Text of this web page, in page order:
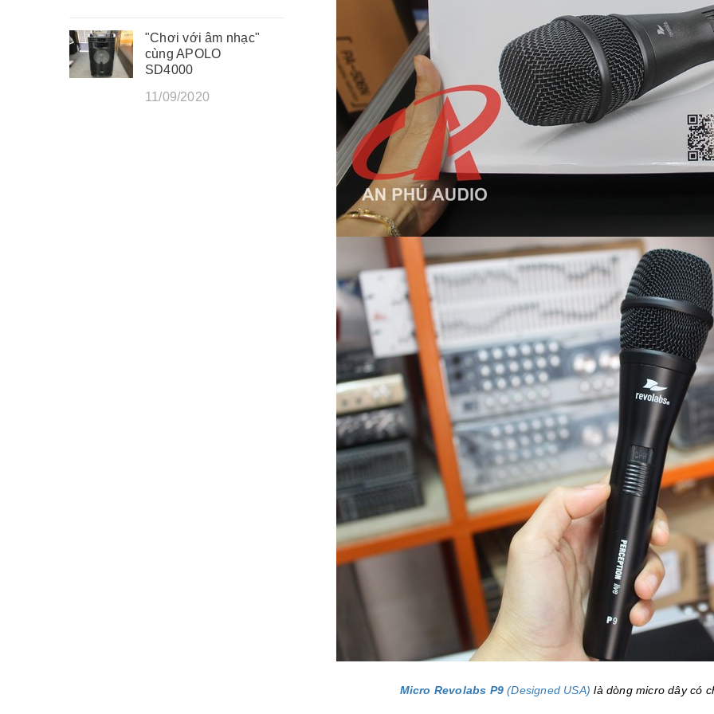
"Chơi với âm nhạc"
cùng APOLO
SD4000
11/09/2020
Micro Revolabs P9(Designed USA) là dòng micro dây có